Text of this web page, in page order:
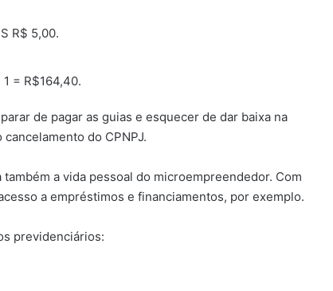
R$ 5,00.
= R$164,40.
de pagar as guias e esquecer de dar baixa na
do CPNPJ.
a vida pessoal do microempreendedor. Com
a empréstimos e financiamentos, por exemplo.
previdenciários: